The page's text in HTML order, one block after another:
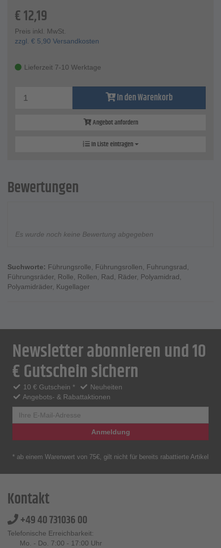
€12,19
Preis inkl. MwSt.
zzgl. € 5,90 Versandkosten
Lieferzeit 7-10 Werktage
In den Warenkorb
Angebot anfordern
In Liste eintragen
Bewertungen
Es wurde noch keine Bewertung abgegeben
Suchworte: Führungsrolle, Führungsrollen, Fuhrungsrad,
Führungsräder, Rolle, Rollen, Rad, Räder, Polyamidrad,
Polyamidräder, Kugellager
Newsletter abonnieren und 10
€ Gutschein sichern
10 € Gutschein *
Neuheiten
Angebots- & Rabattaktionen
Anmeldung
* ab einem Warenwert von 75€, gilt nicht für bereits rabattierte Artikel
Kontakt
+49 40 731036 00
Telefonische Erreichbarkeit:
Mo. - Do. 7:00 - 17:00 Uhr